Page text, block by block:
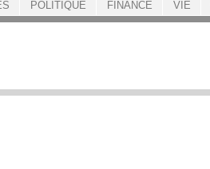
POLITIQUE FINANCE VIE